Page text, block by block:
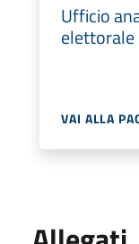
Ufficio
elettorale
VAI ALLA